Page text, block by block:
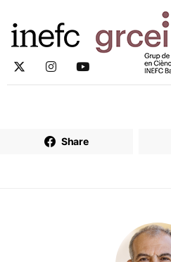
Share